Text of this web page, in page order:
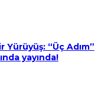
Yürüyüş: “Üç Adım”
yayında!